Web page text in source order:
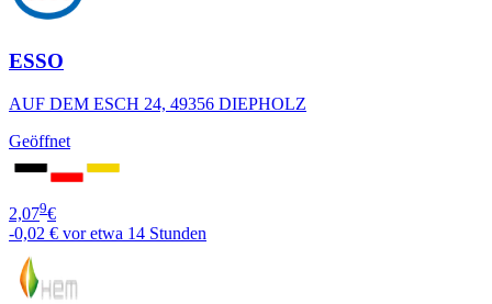
ESSO
AUF DEM ESCH 24, 49356 DIEPHOLZ
Geöffnet
2,079€
-0,02 € vor etwa 14 Stunden